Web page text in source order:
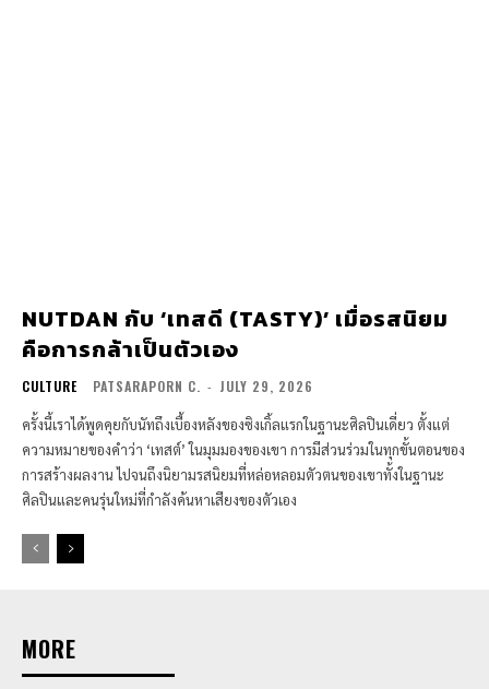
NUTDAN กับ ‘เทสดี (TASTY)’ เมื่อรสนิยม
คือการกล้าเป็นตัวเอง
CULTURE PATSARAPORN C. - JULY 29, 2026
ครั้งนี้เราได้พูดคุยกับนัทถึงเบื้องหลังของซิงเกิ้ลแรกในฐานะศิลปินเดี่ยว ตั้งแต่
ความหมายของคำว่า ‘เทสต์’ ในมุมมองของเขา การมีส่วนร่วมในทุกขั้นตอนของ
การสร้างผลงาน ไปจนถึงนิยามรสนิยมที่หล่อหลอมตัวตนของเขาทั้งในฐานะ
ศิลปินและคนรุ่นใหม่ที่กำลังค้นหาเสียงของตัวเอง
MORE